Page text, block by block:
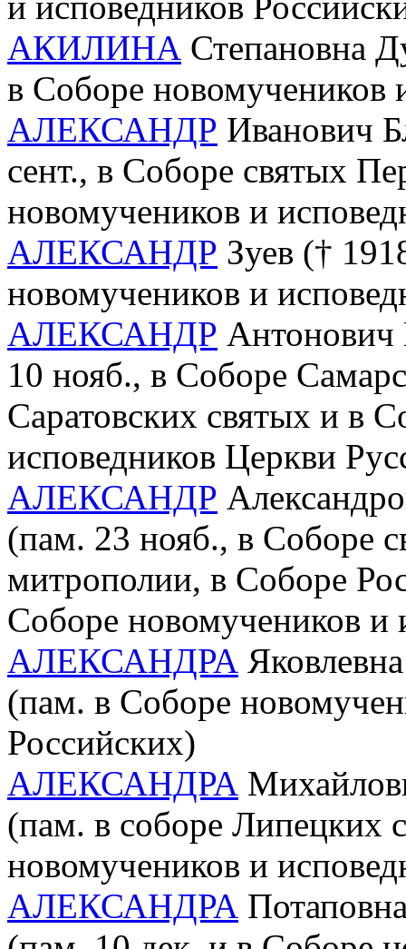
АКИЛИНА Степановна
в Соборе новомучеников
АЛЕКСАНДР Иванович
сент., в Соборе святых
новомучеников и
АЛЕКСАНДР Зуев (†
новомучеников и
АЛЕКСАНДР
10 нояб., в Соборе
Саратовских святых и в
исповедников Церкви
АЛЕКСАНДР
(пам. 23 нояб., в Соборе
митрополии, в Соборе
Соборе новомучеников и
АЛЕКСАНДРА
(пам. в Соборе
Российских)
АЛЕКСАНДРА
(пам. в соборе Липецких
новомучеников и
АЛЕКСАНДРА